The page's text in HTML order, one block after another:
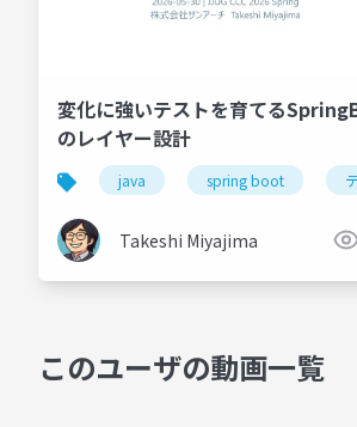
変化に強いテストを育てる
のレイヤー設計
java spring boot
Takeshi Miyajima
このユーザの動画一覧